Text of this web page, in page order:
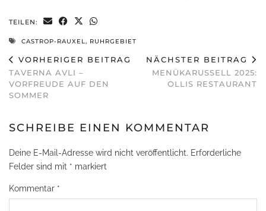
TEILEN:
CASTROP-RAUXEL , RUHRGEBIET
VORHERIGER BEITRAG
TAVERNA AVLI –
VORFREUDE AUF DEN
SOMMER
NÄCHSTER BEITRAG
MENÜKARUSSELL 2025:
OLLIS RESTAURANT
SCHREIBE EINEN KOMMENTAR
Deine E-Mail-Adresse wird nicht veröffentlicht. Erforderliche
Felder sind mit * markiert
Kommentar *